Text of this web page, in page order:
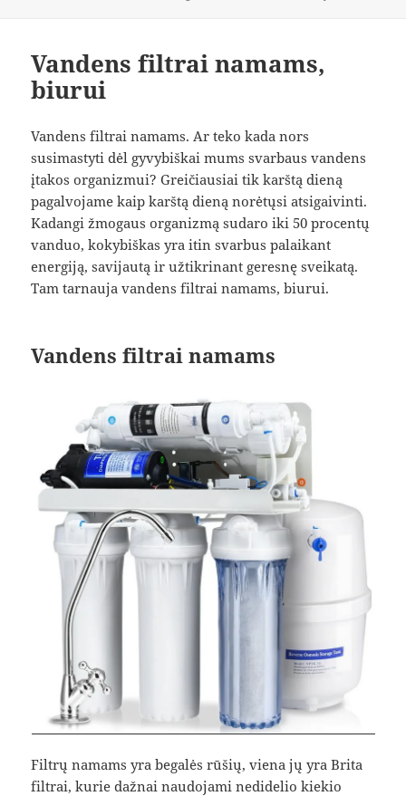
Vandens filtrai namams,
biurui
Vandens filtrai namams. Ar teko kada nors
susimastyti dėl gyvybiškai mums svarbaus vandens
įtakos organizmui? Greičiausiai tik karštą dieną
pagalvojame kaip karštą dieną norėtųsi atsigaivinti.
Kadangi žmogaus organizmą sudaro iki 50 procentų
vanduo, kokybiškas yra itin svarbus palaikant
energiją, savijautą ir užtikrinant geresnę sveikatą.
Tam tarnauja vandens filtrai namams, biurui.
Vandens filtrai namams
Filtrų namams yra begalės rūšių, viena jų yra Brita
filtrai, kurie dažnai naudojami nedidelio kiekio